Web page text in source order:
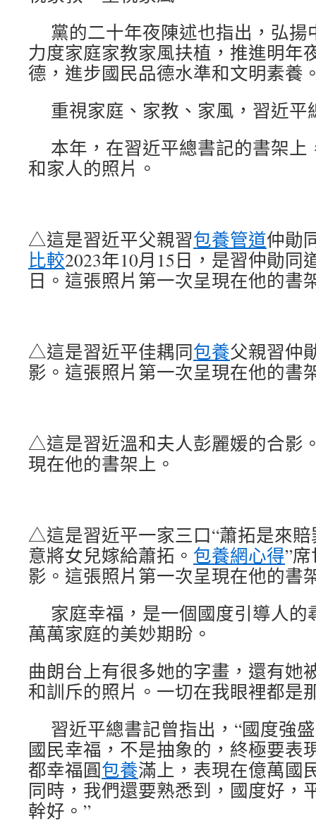
黨的二十年夜陳述也指出，弘
力度家庭家教家風扶植，推進明年
德，進步國民品德水準和文明素養
重視家庭、家教、家風，習近平
本年，在習近平總書記的書架
和家人的照片。
△這是習近平父親習包養管道仲勛
比較2023年10月15日，是習仲勛同
日。這張照片第一次呈現在他的書
△這是習近平佳耦同包養父親習仲
影。這張照片第一次呈現在他的書
△這是習近溫和夫人彭麗媛的合影
現在他的書架上。
△這是習近平一家三口“蕭拓是來
意將女兒嫁給蕭拓。 包養網心得”
影。這張照片第一次呈現在他的書
家庭幸福，是一個國度引導人
萬萬家庭的美妙期盼。
曲朗台上有很多她的字畫，還有她
和訓斥的照片。一切在我眼裡都是
習近平總書記曾指出，“國度強
國民幸福，不是抽象的，終極要表
都幸福圓包養滿上，表現在億萬國
同時，我們還要熟悉到，國度好，
幹好。”